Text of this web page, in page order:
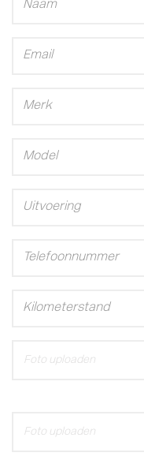
Foto uploaden
Foto uploaden